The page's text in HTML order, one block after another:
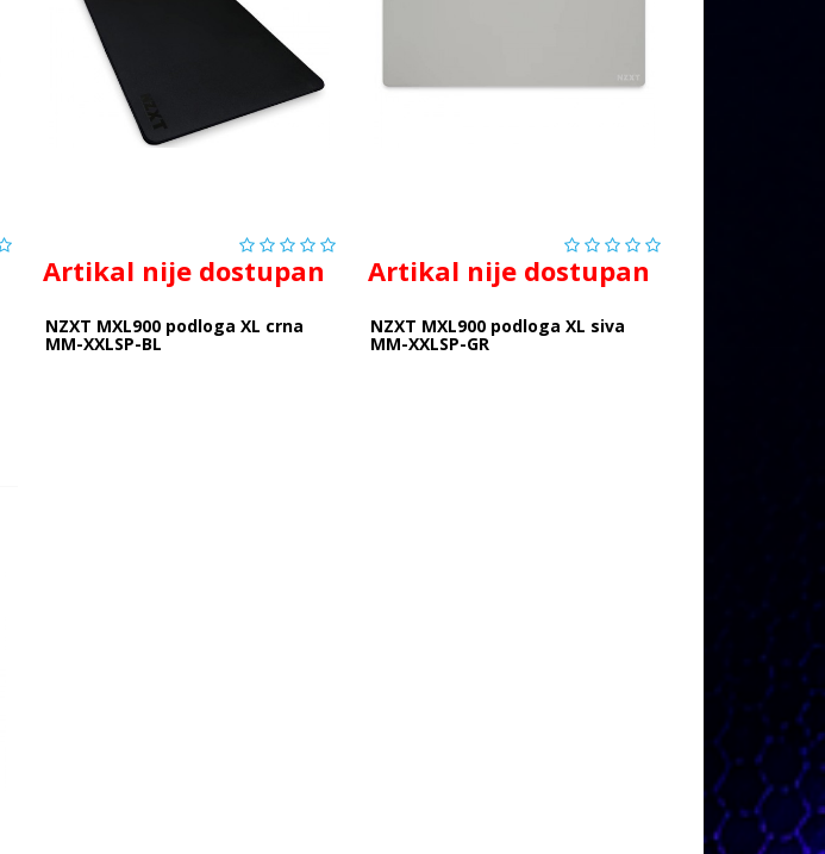
Artikal nije dostupan
NZXT MXL900 podloga XL crna
MM-XXLSP-BL
Artikal nije dostupan
NZXT MXL900 podloga XL siva
MM-XXLSP-GR